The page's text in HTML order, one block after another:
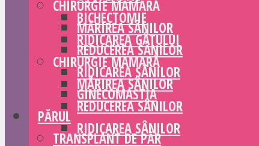
CHIRURGIE MAMARĂ
MĂRIREA SÂNILOR
REDUCEREA SÂNILOR
RIDICAREA SÂNILOR
GINECOMASTIA
PĂRUL
TRANSPLANT DE PĂR
BICHECTOMIE
RIDICAREA GÂTULUI
CHIRURGIE MAMARĂ
MĂRIREA SÂNILOR
REDUCEREA SÂNILOR
RIDICAREA SÂNILOR